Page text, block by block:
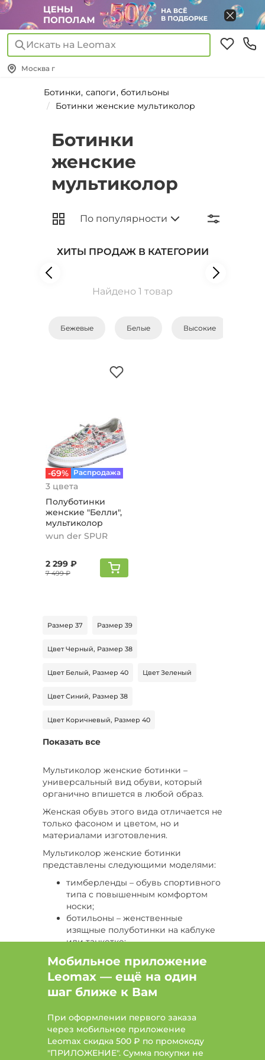
Искать на Leomax
Москва г
Ботинки, сапоги, ботильоны
Ботинки женские мультиколор
Ботинки
женские
мультиколор
ХИТЫ ПРОДАЖ В КАТЕГОРИИ
Найдено 1 товар
Бежевые Белые Высокие
-69% Распродажа
3 цвета
Полуботинки
женские "Белли",
мультиколор
wun der SPUR
2 299 ₽
7 499 ₽
Размер 37 Размер 39
Цвет Черный, Размер 38
Цвет Белый, Размер 40 Цвет Зеленый
Цвет Синий, Размер 38
Цвет Коричневый, Размер 40
Цвет Белый, Размер 43
Цвет Белый, Размер 42
Цвет Серый, Размер 38
Цвет Черный, Размер 35
Цвет Коричневый, Размер 39
Цвет Желтый, Размер 38
Цвет Красный, Размер 41 Бренд Carlega
Бренд El Tempo
Бренд Makfine
Показать все
Мультиколор женские ботинки –
универсальный вид обуви, который
органично впишется в любой образ.
Женская обувь этого вида отличается не
только фасоном и цветом, но и
материалами изготовления.
Мультиколор женские ботинки
представлены следующими моделями:
тимберленды – обувь спортивного
типа с повышенным комфортом
носки;
ботильоны – женственные
изящные полуботинки на каблуке
или танкетке;
классического дизайна из кожи
или замши;
оксфорды – обувь мужского
небольшим широким каблуком;
байкерские ботинки и берцы –
грубая обувь с высоким верхом,
закругленным носком, шнуровкой
Мобильное приложение
Leomax — ещё на один
шаг ближе к Вам
При оформлении первого заказа
через мобильное приложение
Leomax скидка 500 ₽ по промокоду
"ПРИЛОЖЕНИЕ". Сумма покупки не